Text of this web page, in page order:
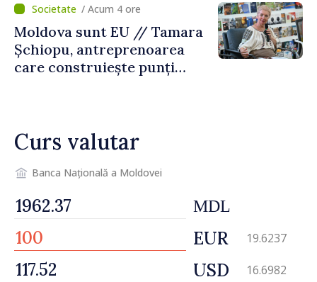
/ Acum 4 ore
Moldova sunt EU // Tamara
Șchiopu, antreprenoarea
care construiește punți
Curs valutar
Banca Națională a Moldovei
MDL
EUR 19.6237
USD 16.6982